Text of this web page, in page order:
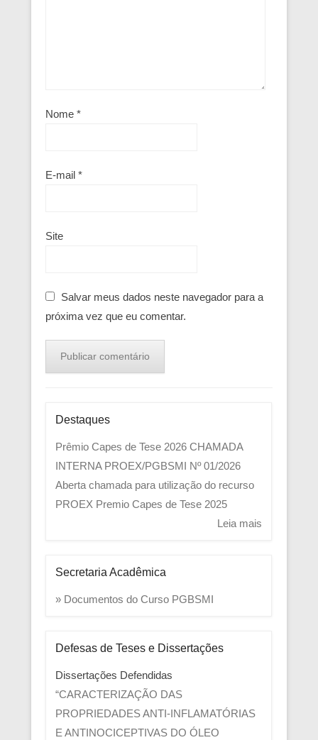
Nome *
E-mail *
Site
Salvar meus dados neste navegador para a
próxima vez que eu comentar.
Destaques
Prêmio Capes de Tese 2026 CHAMADA
INTERNA PROEX/PGBSMI Nº 01/2026
Aberta chamada para utilização do recurso
PROEX Premio Capes de Tese 2025
Leia mais
Secretaria Acadêmica
» Documentos do Curso PGBSMI
Defesas de Teses e Dissertações
Dissertações Defendidas
“CARACTERIZAÇÃO DAS
PROPRIEDADES ANTI-INFLAMATÓRIAS
E ANTINOCICEPTIVAS DO ÓLEO